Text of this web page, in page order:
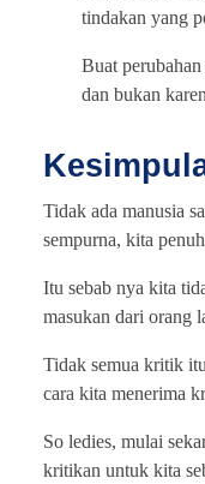
tindakan yang
Buat
dan bukan
Tidak ada manusia
sempurna, kita
Itu sebab nya kita
masukan dari orang
Tidak semua kritik
cara kita menerima
So ledies, mulai
kritikan untuk kita